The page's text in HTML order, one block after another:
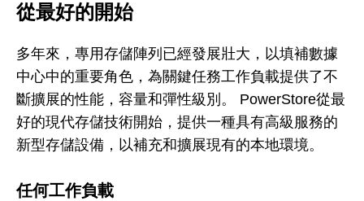
從最好的開始
多年來，專用存儲陣列已經發展壯大，以填補數據
中心中的重要角色，為關鍵任務工作負載提供了不
斷擴展的性能，容量和彈性級別。 PowerStore從最
好的現代存儲技術開始，提供一種具有高級服務的
新型存儲設備，以補充和擴展現有的本地環境。
任何工作負載